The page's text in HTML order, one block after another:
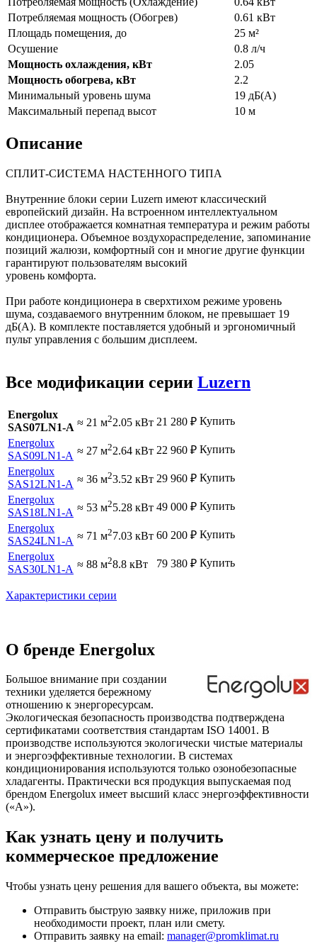
Потребляемая мощность (Обогрев)
0.61 кВт
Площадь помещения, до
25 м²
Осушение
0.8 л/ч
Мощность охлаждения, кВт
2.05
Мощность обогрева, кВт
2.2
Минимальный уровень шума
19 дБ(А)
Максимальный перепад высот
10 м
Описание
СПЛИТ-СИСТЕМА НАСТЕННОГО ТИПА
Внутренние блоки серии Luzern имеют классический
европейский дизайн. На встроенном интеллектуальном
дисплее отображается комнатная температура и режим работы
кондиционера. Объемное воздухораспределение, запоминание
позиций жалюзи, комфортный сон и многие другие функции
гарантируют пользователям высокий
уровень комфорта.
При работе кондиционера в сверхтихом режиме уровень
шума, создаваемого внутренним блоком, не превышает 19
дБ(А). В комплекте поставляется удобный и эргономичный
пульт управления с большим дисплеем.
Все модификации серии Luzern
Energolux
SAS07LN1-A ≈ 21 м22.05 кВт 21 280 ₽ Купить
Energolux
SAS09LN1-A ≈ 27 м22.64 кВт 22 960 ₽ Купить
Energolux
SAS12LN1-A ≈ 36 м23.52 кВт 29 960 ₽ Купить
Energolux
SAS18LN1-A ≈ 53 м25.28 кВт 49 000 ₽ Купить
Energolux
SAS24LN1-A ≈ 71 м27.03 кВт 60 200 ₽ Купить
Energolux
SAS30LN1-A ≈ 88 м28.8 кВт 79 380 ₽ Купить
Характеристики серии
О бренде Energolux
Большое внимание при создании
техники уделяется бережному
отношению к энергоресурсам.
Экологическая безопасность производства подтверждена
сертификатами соответствия стандартам ISO 14001. В
производстве используются экологически чистые материалы
и энергоэффективные технологии. В системах
кондиционирования используются только озонобезопасные
хладагенты. Практически вся продукция выпускаемая под
брендом Energolux имеет высший класс энергоэффективности
(«А»).
Как узнать цену и получить
коммерческое предложение
Чтобы узнать цену решения для вашего объекта, вы можете:
Отправить быструю заявку ниже, приложив при
необходимости проект, план или смету.
Отправить заявку на email: manager@promklimat.ru